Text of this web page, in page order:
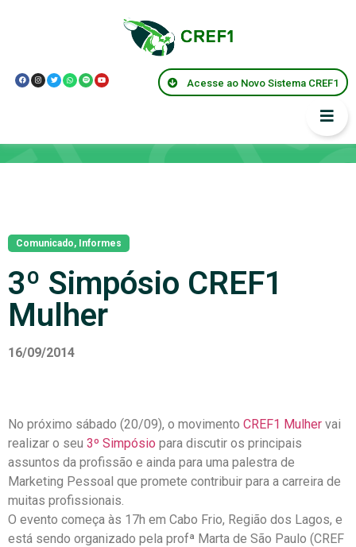
Acesse ao Novo Sistema CREF1
Comunicado, Informes
3º Simpósio CREF1
Mulher
16/09/2014
No próximo sábado (20/09), o movimento CREF1 Mulher vai
realizar o seu 3º Simpósio para discutir os principais
assuntos da profissão e ainda para uma palestra de
Marketing Pessoal que promete contribuir para a carreira de
muitas profissionais.
O evento começa às 17h em Cabo Frio, Região dos Lagos, e
está sendo organizado pela profª Marta de São Paulo (CREF